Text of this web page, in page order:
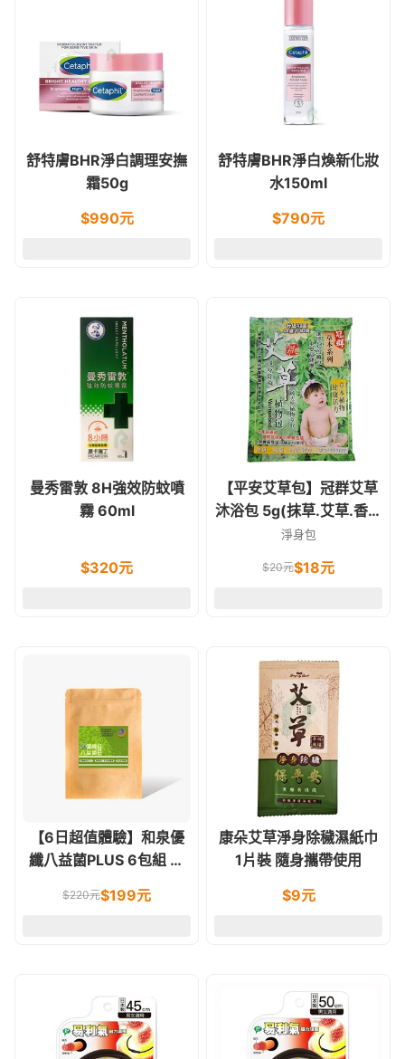
舒特膚BHR淨白調理安撫
霜50g
$990元
舒特膚BHR淨白煥新化妝
水150ml
$790元
曼秀雷敦 8H強效防蚊噴
霧 60ml
$320元
【平安艾草包】冠群艾草
沐浴包 5g(抹草.艾草.香茅
草.芙蓉)
淨身包
$20元$18元
【6日超值體驗】和泉優
纖八益菌PLUS 6包組 蛋
$220元$199元
康朵艾草淨身除穢濕紙巾
1片裝 隨身攜帶使用
$9元